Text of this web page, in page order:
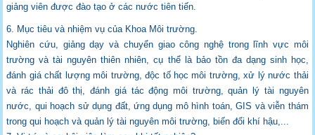
giảng viên được đào tạo ở các nước tiên tiến.
6. Mục tiêu và nhiệm vụ của Khoa Môi trường.
Nghiên cứu, giảng dạy và chuyển giao công nghệ trong lĩnh vực môi
trường và tàinguyên thiên nhiên, cụ thể là bảo tồn đa dạng sinh học,
đánh giá chất lượng môi trường,độc tố học môi trường, xử lý nước thải
và rác thải đô thị, đánh giá tác động môi trường,quản lý tài nguyên
nước, qui hoạch sử dụng đất, ứng dụng mô hình toán, GIS và viễn thám
trong qui hoạch và quản lý tài nguyên môi trường, biến đổi khí hậu,...